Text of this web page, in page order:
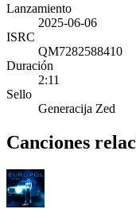
Lanzamiento
2025-06-06
ISRC
QM7282588410
Duración
2:11
Sello
Generacija Zed
Canciones